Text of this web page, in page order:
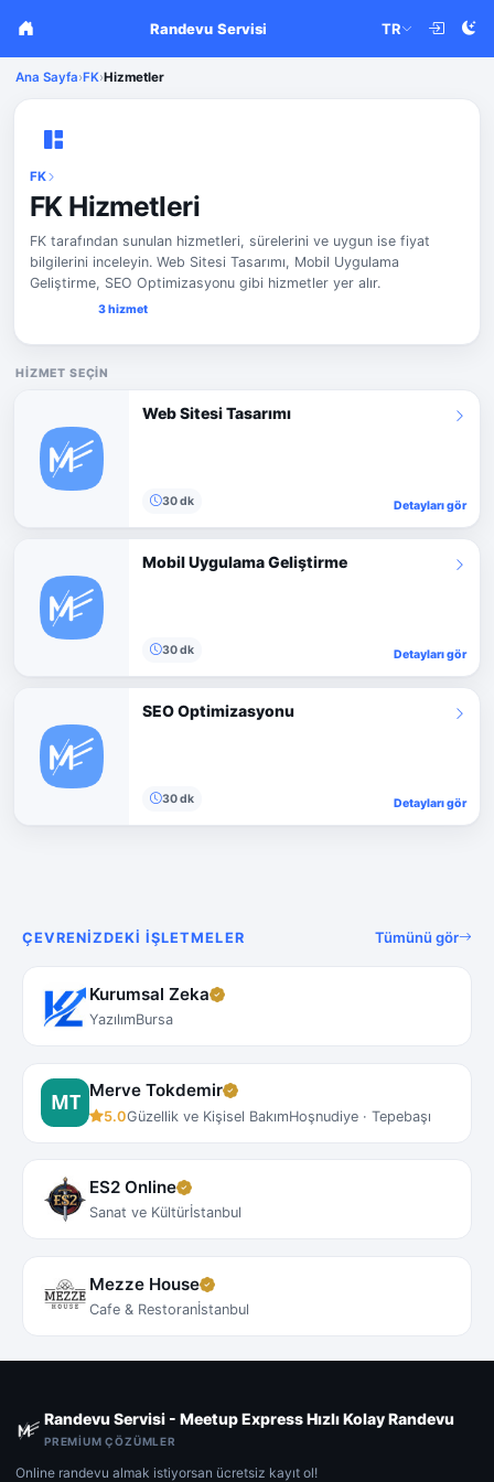
Randevu Servisi TR
Ana Sayfa›FK›Hizmetler
FK
FK Hizmetleri
FK tarafından sunulan hizmetleri, sürelerini ve uygun ise fiyat
bilgilerini inceleyin. Web Sitesi Tasarımı, Mobil Uygulama
Geliştirme, SEO Optimizasyonu gibi hizmetler yer alır.
3 hizmet
HIZMET SEÇIN
Web Sitesi Tasarımı
30 dk Detayları gör
Mobil Uygulama Geliştirme
30 dk Detayları gör
SEO Optimizasyonu
30 dk Detayları gör
ÇEVRENIZDEKI İŞLETMELER Tümünü gör
Kurumsal Zeka
YazılımBursa
Merve Tokdemir
5.0Güzellik ve Kişisel BakımHoşnudiye · Tepebaşı
ES2 Online
Sanat ve Kültürİstanbul
Mezze House
Cafe & Restoranİstanbul
Randevu Servisi - Meetup Express Hızlı Kolay Randevu
PREMIUM ÇÖZÜMLER
Online randevu almak istiyorsan ücretsiz kayıt ol!